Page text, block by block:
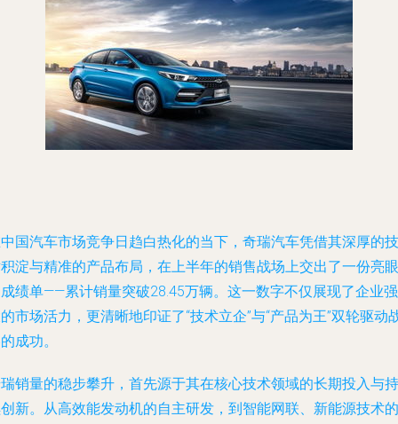
国汽车市场竞争日趋白热化的当下，奇瑞汽车凭借其深厚的技
淀与精准的产品布局，在上半年的销售战场上交出了一份亮眼
绩单——累计销量突破28.45万辆。这一数字不仅展现了企业强
市场活力，更清晰地印证了“技术立企”与“产品为王”双轮驱动
成功。
销量的稳步攀升，首先源于其在核心技术领域的长期投入与持
新。从高效能发动机的自主研发，到智能网联、新能源技术的